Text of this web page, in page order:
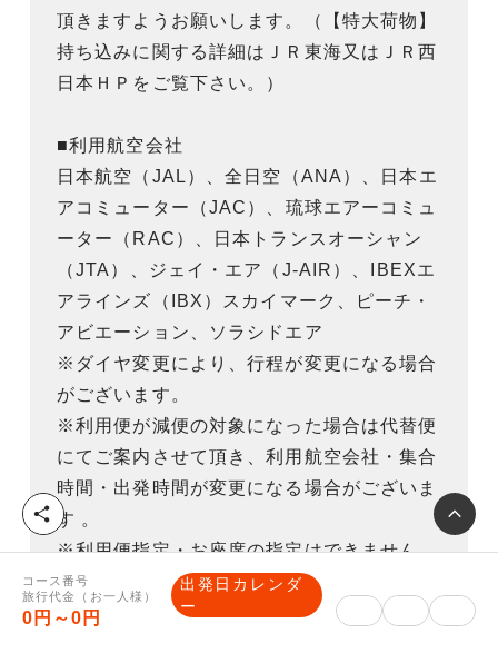
頂きますようお願いします。（【特大荷物】
持ち込みに関する詳細はＪＲ東海又はＪＲ西
日本ＨＰをご覧下さい。）
■利用航空会社
日本航空（JAL）、全日空（ANA）、日本エ
アコミューター（JAC）、琉球エアーコミュ
ーター（RAC）、日本トランスオーシャン
（JTA）、ジェイ・エア（J-AIR）、IBEXエ
アラインズ（IBX）スカイマーク、ピーチ・
アビエーション、ソラシドエア
※ダイヤ変更により、行程が変更になる場合
がございます。
※利用便が減便の対象になった場合は代替便
にてご案内させて頂き、利用航空会社・集合
時間・出発時間が変更になる場合がございま
す 。
※利用便指定・お座席の指定はできません。
コース番号
旅行代金（お一人様）
0円～0円
出発日カレンダ
ー
シ
ェ
ア